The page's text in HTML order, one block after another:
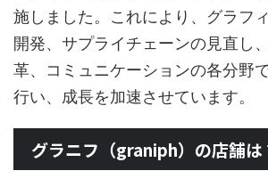
施しました。これにより、グラフ
開発、サプライチェーンの見直し
革、コミュニケーションの各分野
行い、成長を加速させています。
グラニフ（graniph）の店舗は